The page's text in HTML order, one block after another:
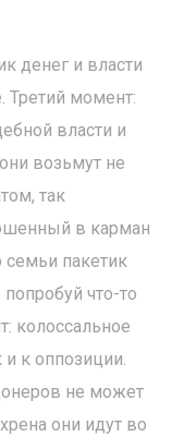
денег и власти
Третий момент:
власти и
возьмут не
так
в карман
семьи пакетик
что-то
колоссальное
и к оппозиции.
не может
они идут во